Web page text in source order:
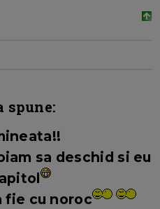
spune:
sa deschid si eu
fie cu noroc